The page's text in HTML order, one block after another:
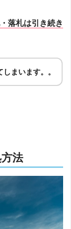
落札は引き続き
まいます。。
法